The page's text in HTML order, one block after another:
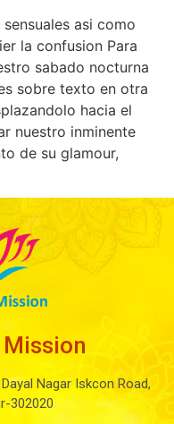
asi­ como
la confusion Para
sabado nocturna
sobre texto en otra
hacia el
nuestro inminente
de su glamour,
Nagar Iskcon Road,
302020